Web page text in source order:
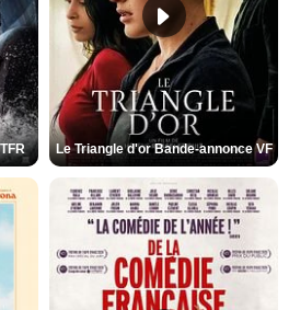
Le Triangle d'or Bande-annonce VF